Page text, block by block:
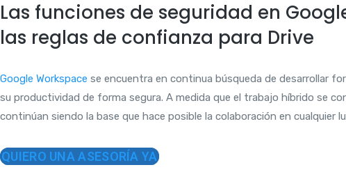
Las funciones de seguridad en
las reglas de confianza para Drive
Google Workspace se encuentra en continua búsqueda de desarrollar
su productividad de forma segura. A medida que el trabajo híbrido se
continúan siendo la base que hace posible la colaboración en cualquier
QUIERO UNA ASESORÍA YA